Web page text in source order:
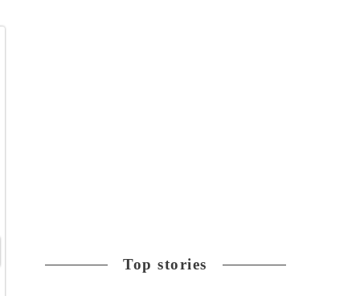
Top stories